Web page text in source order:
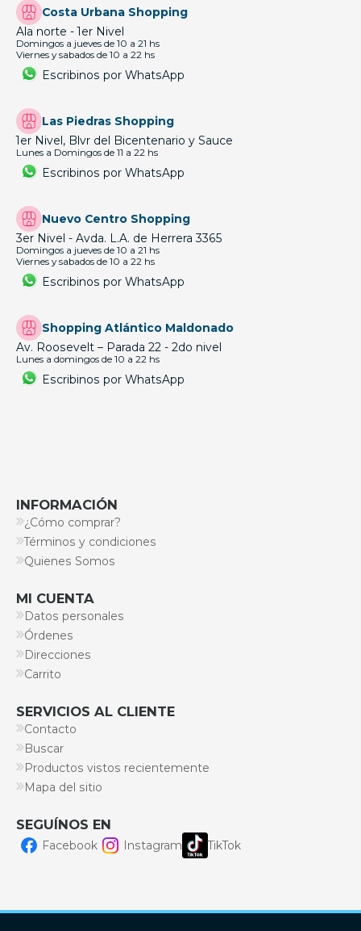
Costa Urbana Shopping
Ala norte - 1er Nivel
Domingos a jueves de 10 a 21 hs
Viernes y sabados de 10 a 22 hs
Escribinos por WhatsApp
Las Piedras Shopping
1er Nivel, Blvr del Bicentenario y Sauce
Lunes a Domingos de 11 a 22 hs
Escribinos por WhatsApp
Nuevo Centro Shopping
3er Nivel - Avda. L.A. de Herrera 3365
Domingos a jueves de 10 a 21 hs
Viernes y sabados de 10 a 22 hs
Escribinos por WhatsApp
Shopping Atlántico Maldonado
Av. Roosevelt – Parada 22 - 2do nivel
Lunes a domingos de 10 a 22 hs
Escribinos por WhatsApp
INFORMACIÓN
¿Cómo comprar?
Términos y condiciones
Quienes Somos
MI CUENTA
Datos personales
Órdenes
Direcciones
Carrito
SERVICIOS AL CLIENTE
Contacto
Buscar
Productos vistos recientemente
Mapa del sitio
SEGUÍNOS EN
Facebook Instagram TikTok